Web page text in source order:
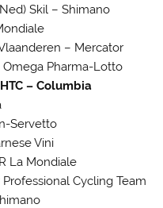
Skil – Shimano
– Mercator
Omega Pharma-Lotto
– Columbia
Servetto
Vini
La Mondiale
Cycling Team